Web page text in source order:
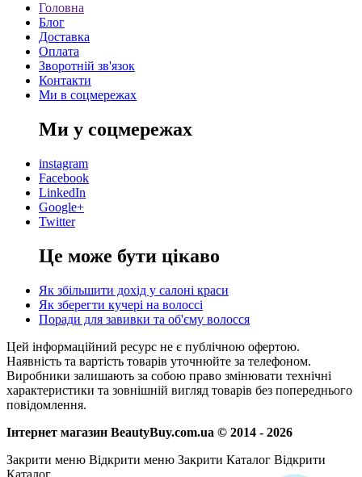
Головна
Блог
Доставка
Оплата
Зворотній зв'язок
Контакти
Ми в соцмережах
Ми у соцмережах
instagram
Facebook
LinkedIn
Google+
Twitter
Це може бути цікаво
Як збільшити дохід у салоні краси
Як зберегти кучері на волоссі
Поради для завивки та об'єму волосся
Цей інформаційний ресурс не є публічною офертою.
Наявність та вартість товарів уточнюйте за телефоном.
Виробники залишають за собою право змінювати технічні
характеристики та зовнішній вигляд товарів без попереднього
повідомлення.
Інтернет магазин BeautyBuy.com.ua © 2014 - 2026
Закрити меню Відкрити меню Закрити Каталог Відкрити
Каталог